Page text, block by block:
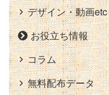
デザイン・動画etc
お役立ち情報
コラム
無料配布データ